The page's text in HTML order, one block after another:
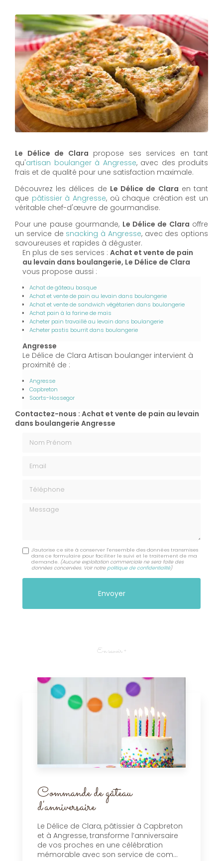
Le Délice de Clara propose ses services en tant
qu'artisan boulanger à Angresse, avec des produits
frais et de qualité pour une satisfaction maximale.
Découvrez les délices de Le Délice de Clara en tant
que pâtissier à Angresse, où chaque création est un
véritable chef-d'œuvre de gourmandise.
Pour une pause gourmande, Le Délice de Clara offre
un service de snacking à Angresse, avec des options
savoureuses et rapides à déguster.
En plus de ses services : Achat et vente de pain
au levain dans boulangerie, Le Délice de Clara
vous propose aussi :
Achat de gâteau basque
Achat et vente de pain au levain dans boulangerie
Achat et vente de sandwich végétarien dans boulangerie
Achat pain à la farine de maïs
Acheter pain travaillé au levain dans boulangerie
Acheter pastis bourrit dans boulangerie
Angresse
Le Délice de Clara Artisan boulanger intervient à
proximité de :
Angresse
Capbreton
Soorts-Hossegor
Contactez-nous : Achat et vente de pain au levain
dans boulangerie Angresse
Message
J'autorise ce site à conserver l'ensemble des données transmises
dans ce formulaire pour faciliter le suivi et le traitement de ma
demande. (Aucune exploitation commerciale ne sera faite des
données concervées. Voir notre politique de confidentialité)
En savoir +
Commande de gâteau
d'anniversaire
Le Délice de Clara, pâtissier à Capbreton
et à Angresse, transforme l’anniversaire
de vos proches en une célébration
mémorable avec son service de com...